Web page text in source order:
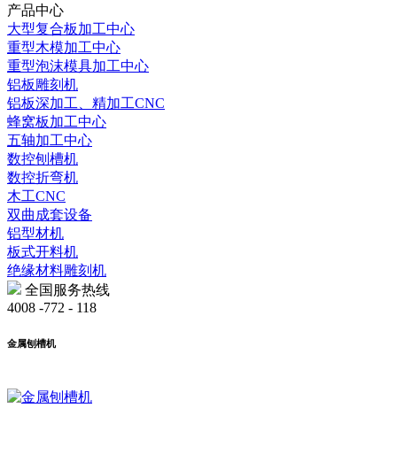
产品中心
大型复合板加工中心
重型木模加工中心
重型泡沫模具加工中心
铝板雕刻机
铝板深加工、精加工CNC
蜂窝板加工中心
五轴加工中心
数控刨槽机
数控折弯机
木工CNC
双曲成套设备
铝型材机
板式开料机
绝缘材料雕刻机
全国服务热线
4008 -772 - 118
金属刨槽机